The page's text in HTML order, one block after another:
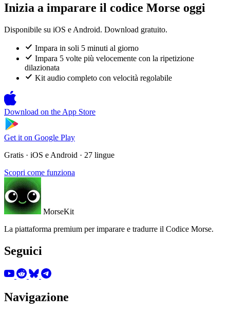
Inizia a imparare il codice Morse oggi
Disponibile su iOS e Android. Download gratuito.
Impara in soli 5 minuti al giorno
Impara 5 volte più velocemente con la ripetizione
dilazionata
Kit audio completo con velocità regolabile
Download on the App Store
Get it on Google Play
Gratis · iOS e Android · 27 lingue
Scopri come funziona
MorseKit
La piattaforma premium per imparare e tradurre il Codice Morse.
Seguici
Navigazione